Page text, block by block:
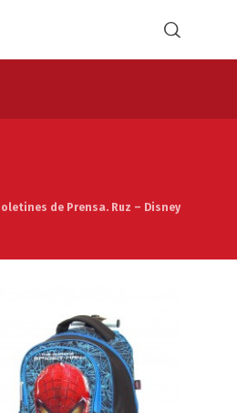
de Prensa. Ruz – Disney